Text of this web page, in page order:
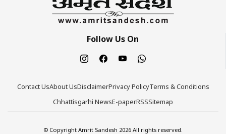
Follow Us On
Contact UsAbout UsDisclaimerPrivacy PolicyTerms & Conditions
Chhattisgarhi NewsE-paperRSSSitemap
© Copyright Amrit Sandesh 2026 All rights reserved.